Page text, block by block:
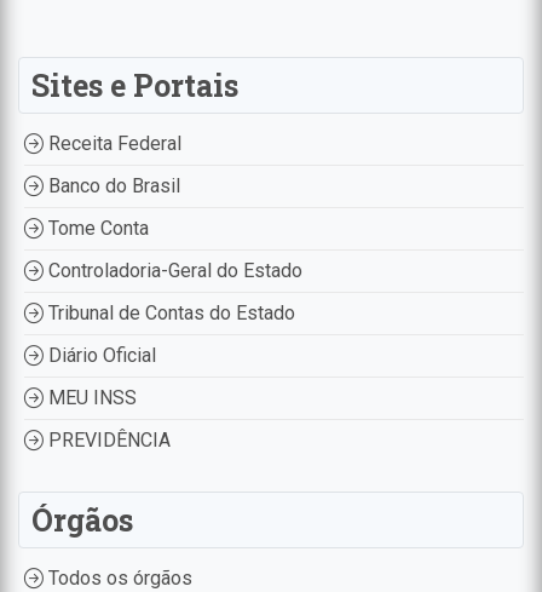
Sites e Portais
Receita Federal
Banco do Brasil
Tome Conta
Controladoria-Geral do Estado
Tribunal de Contas do Estado
Diário Oficial
MEU INSS
PREVIDÊNCIA
Órgãos
Todos os órgãos